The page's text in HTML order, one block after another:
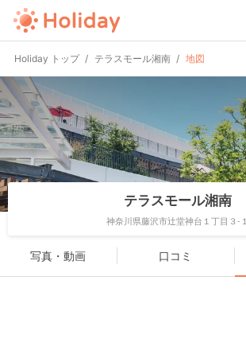
Holiday トップ テラスモール湘南 地図
テラスモール湘南
神奈川県藤沢市辻堂神台１丁目３-１
写真・動画 口コミ